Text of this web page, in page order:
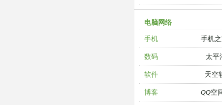
电脑网络
手机
手机
数码 太平
软件 天空
博客 QQ空